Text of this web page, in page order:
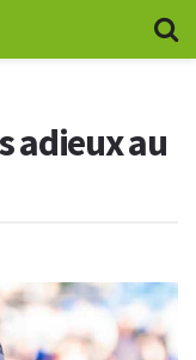
adieux au